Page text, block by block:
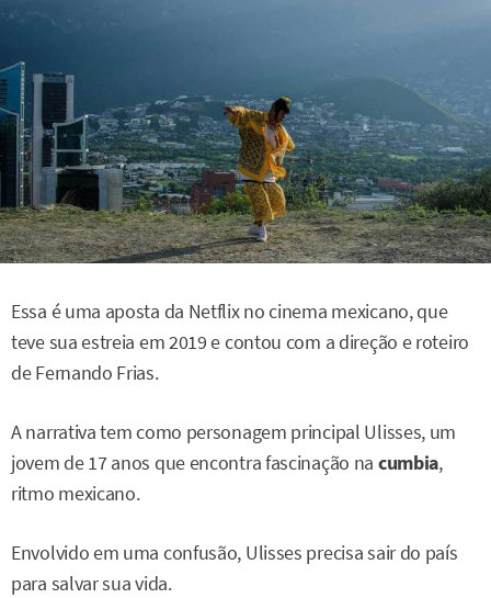
Essa é uma aposta da Netflix no cinema mexicano, que
teve sua estreia em 2019 e contou com a direção e roteiro
de Fernando Frias.
A narrativa tem como personagem principal Ulisses, um
jovem de 17 anos que encontra fascinação na cumbia,
ritmo mexicano.
Envolvido em uma confusão, Ulisses precisa sair do país
para salvar sua vida.